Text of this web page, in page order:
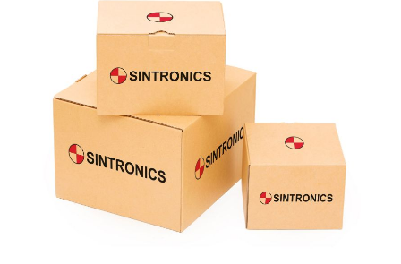
módulos antiguos a un alto nivel técnico o sustitución
de módulos descontinuados por módulos del propio